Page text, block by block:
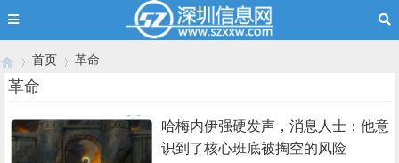
›
首页 革命
革命
哈梅内伊强硬发声，消息人士：他意
识到了核心班底被掏空的风险